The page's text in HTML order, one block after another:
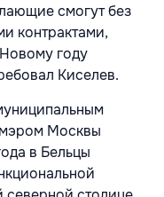
смогут без
контрактами,
году
Киселев.
мэром Москвы
в Бельцы